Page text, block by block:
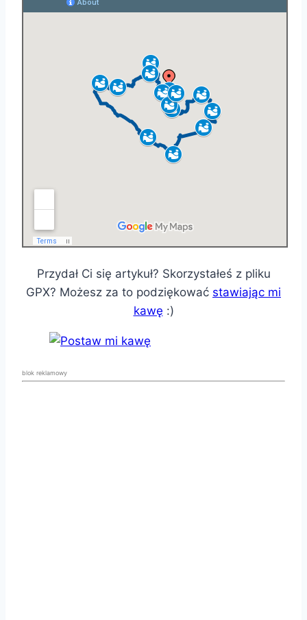
Przydał Ci się artykuł? Skorzystałeś z pliku
GPX? Możesz za to podziękować stawiając mi
kawę :)
blok reklamowy